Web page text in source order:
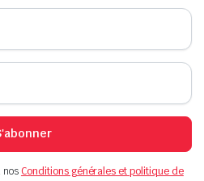
nosConditions générales et politique de